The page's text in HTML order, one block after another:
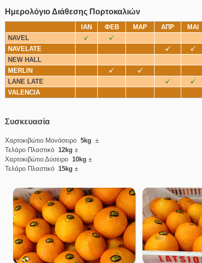
Ημερολόγιο Διάθεσης Πορτοκαλιών
ΙΑΝ ΦΕΒ ΜΑΡ ΑΠΡ ΜΑΙ
NAVEL
NAVELATE
NEW HALL
MERLIN
LANE LATE
VALENCIA
Συσκευασία
Χαρτοκιβώτιο Μονόσειρο 5kg ±
Τελάρο Πλαστικό 12kg ±
Χαρτοκιβώτιο Δύσειρο 10kg ±
Τελάρο Πλαστικό 15kg ±